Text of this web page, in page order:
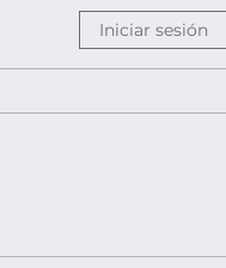
Iniciar sesión